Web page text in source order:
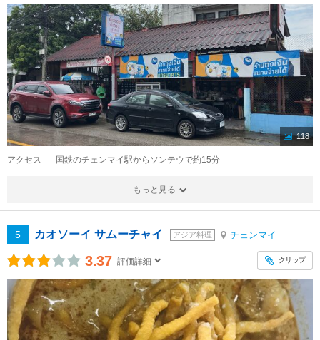
118
アクセス 国鉄のチェンマイ駅からソンテウで約15分
もっと見る
5 カオソーイ サムーチャイ アジア料理 チェンマイ
3.37 評価詳細 クリップ